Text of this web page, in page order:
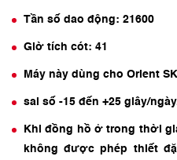
Tần số dao động: 21600
Giờ tích cót: 41
Máy này dùng cho Orient
sai số -15 đến +25 giây/
Khi đồng hồ ở trong thời
không được phép thiết